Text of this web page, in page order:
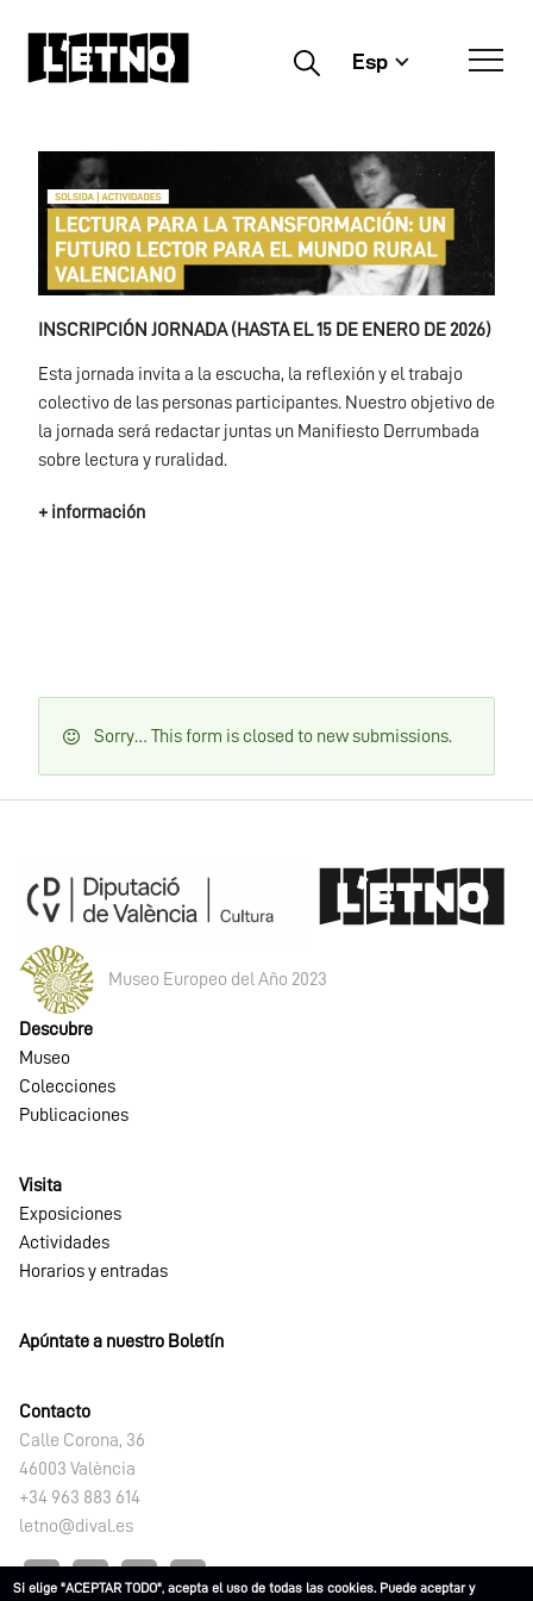
Buscar Esp
INSCRIPCIÓN JORNADA (HASTA EL 15 DE ENERO DE 2026)
Esta jornada invita a la escucha, la reflexión y el trabajo
colectivo de las personas participantes. Nuestro objetivo de
la jornada será redactar juntas un Manifiesto Derrumbada
sobre lectura y ruralidad.
+ información
Mensaje
de
estado
Sorry… This form is closed to new submissions.
Museo Europeo del Año 2023
Descubre
Museo
Colecciones
Publicaciones
Visita
Exposiciones
Actividades
Horarios y entradas
Apúntate a nuestro Boletín
Contacto
Calle Corona, 36
46003 València
+34 963 883 614
letno@dival.es
Si elige "ACEPTAR TODO", acepta el uso de todas las cookies. Puede aceptar y